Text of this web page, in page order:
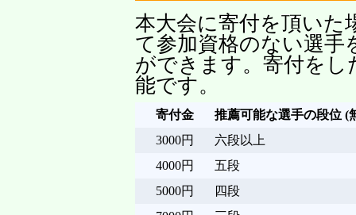
本大会に寄付を頂いた
て参加資格のない選手
ができます。寄付をし
能です。
寄付金
推薦可能な選手の段位 (
3000円
六段以上
4000円
五段
5000円
四段